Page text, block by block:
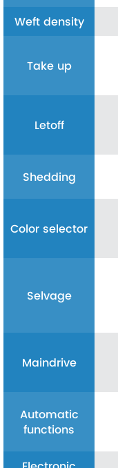
Weft density
Take up
Letoff
Shedding
Color selector
Selvage
Maindrive
Automatic
functions